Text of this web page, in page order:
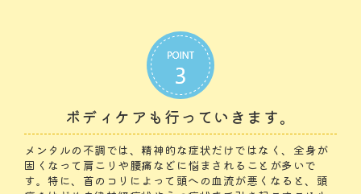
ボディケアも行っていきます。
メンタルの不調では、精神的な症状だけではなく、全身が
固くなって肩こりや腰痛などに悩まされることが多いで
す。特に、首のコリによって頭への血流が悪くなると、頭